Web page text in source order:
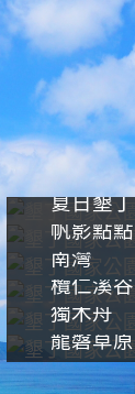
夏日墾丁
帆影點
南灣
欖仁溪谷
獨木舟
龍磐草